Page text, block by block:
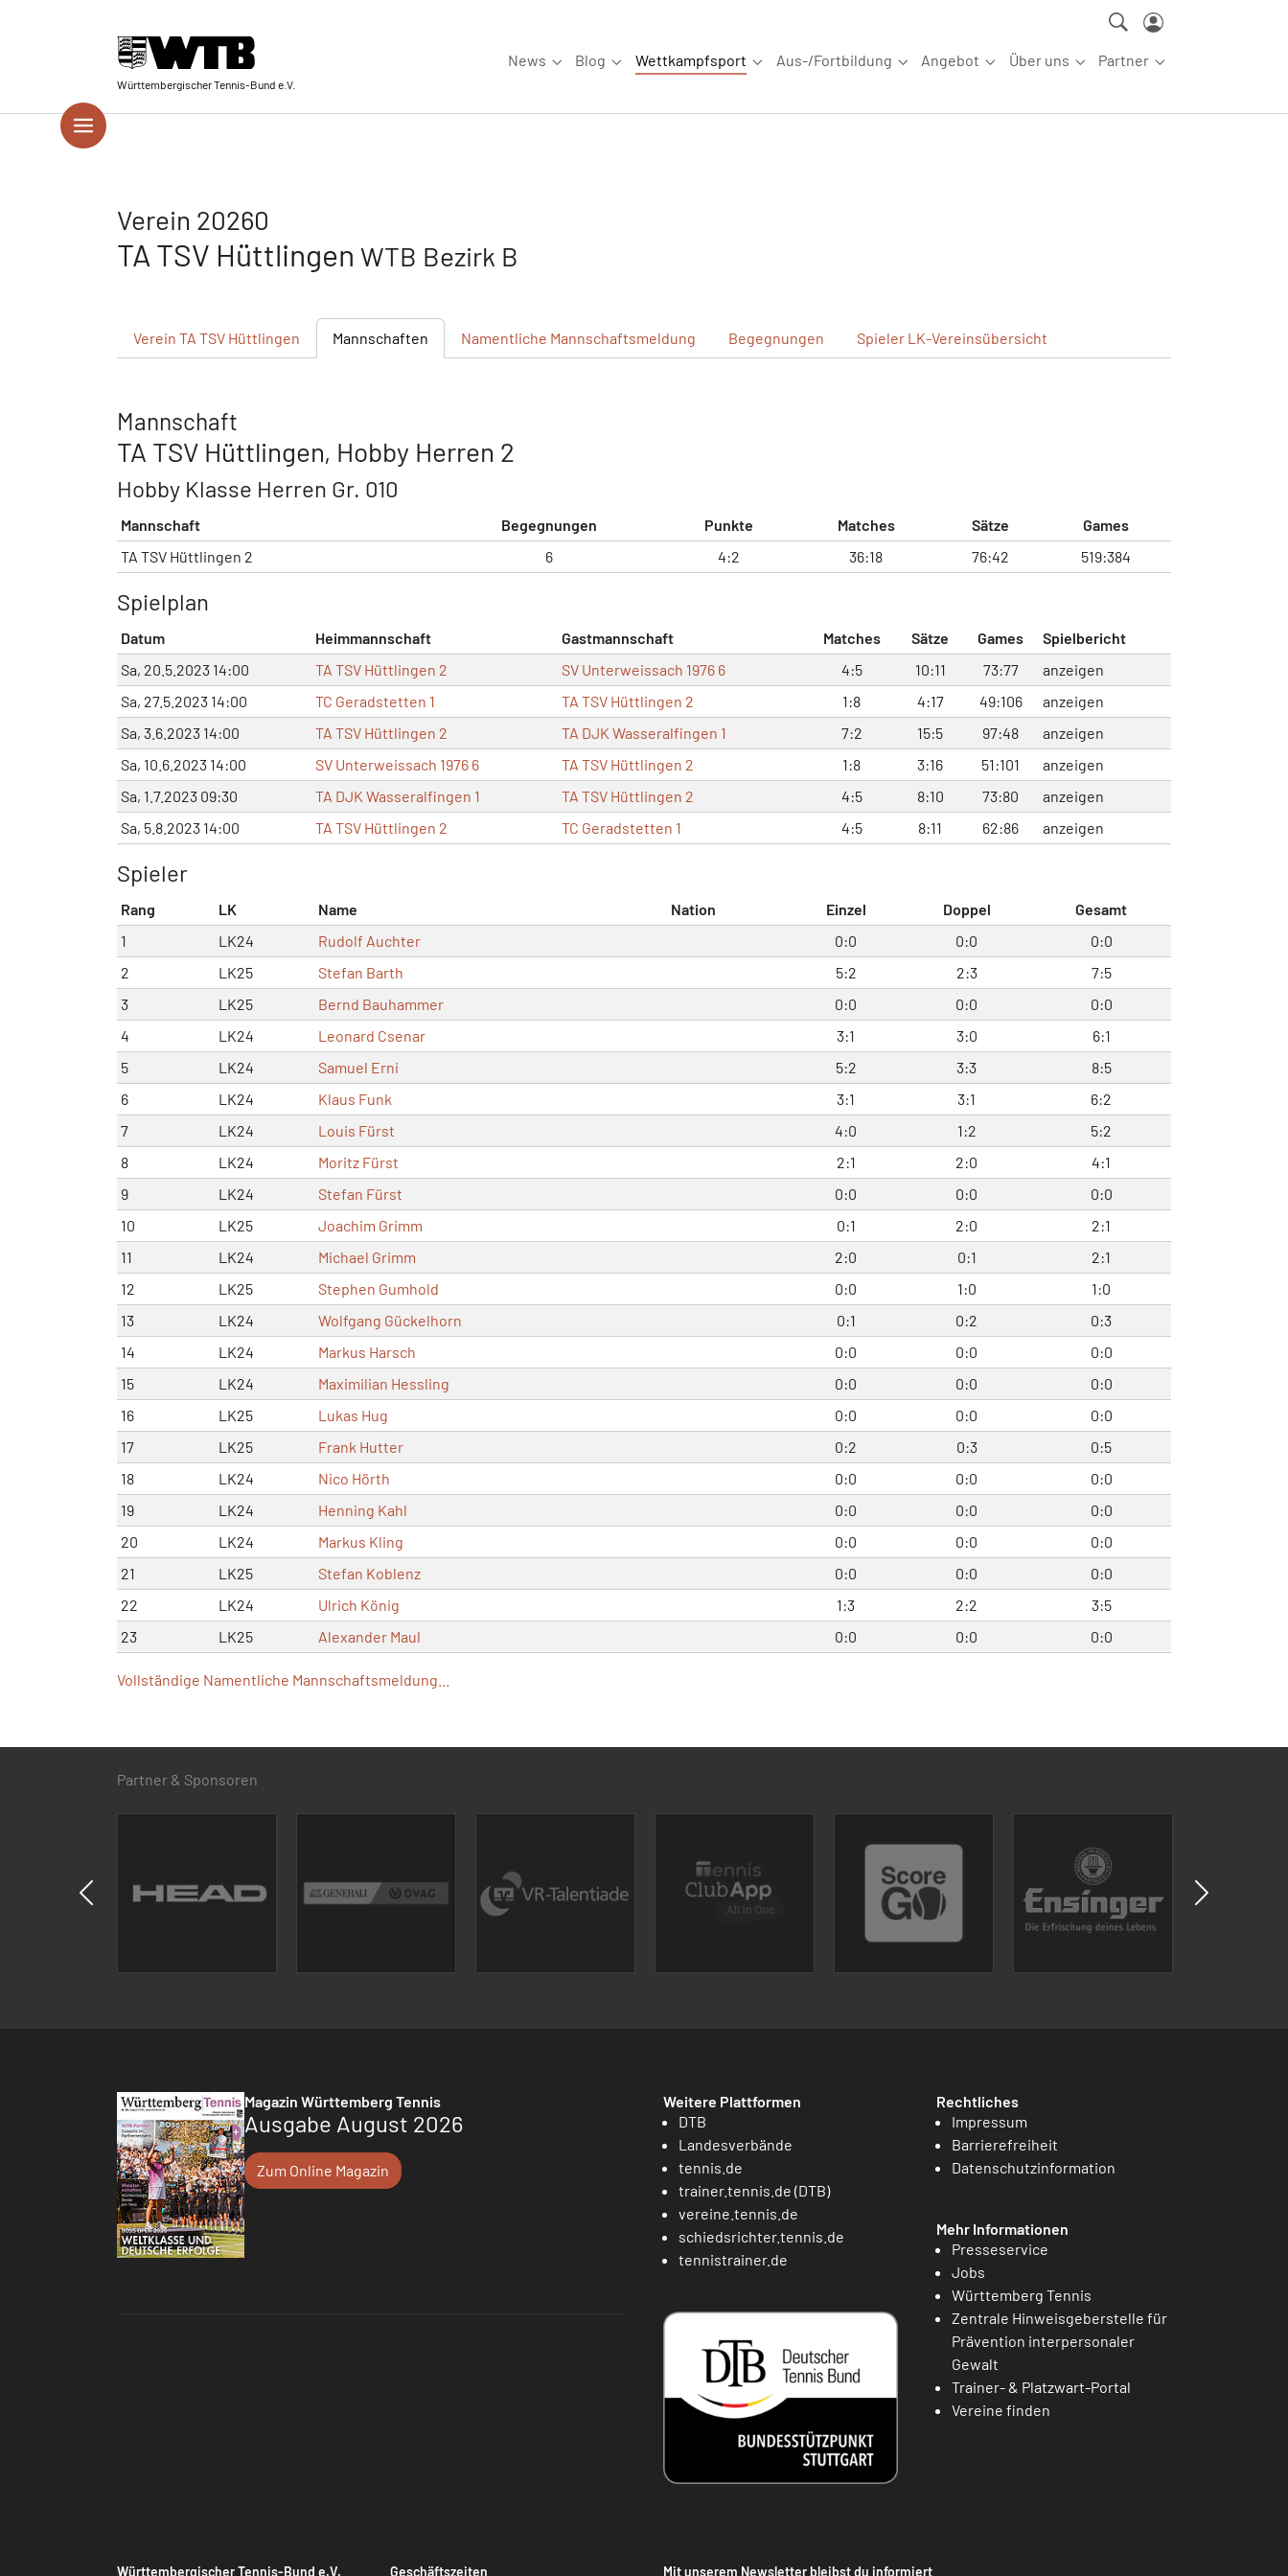
Württembergischer Tennis-Bund e.V.
News
Submenu for "News"
Blog
Submenu for "Blog"
Wettkampfsport
Submenu for "Wettkampfsport"
Aus-/Fortbildung
Submenu for "Aus-/Fortbildung"
Angebot
Submenu for "Angebot"
Über uns
Submenu for "Über uns"
Partner
Submenu for
Verein 20260
TA TSV Hüttlingen WTB Bezirk B
Verein TA TSV Hüttlingen Mannschaften Namentliche Mannschaftsmeldung Begegnungen Spieler LK-Vereinsübersicht
Mannschaft
TA TSV Hüttlingen, Hobby Herren 2
Hobby Klasse Herren Gr. 010
Mannschaft Begegnungen Punkte Matches Sätze
Games
TA TSV Hüttlingen 2
6 4:2 36:18 76:42 519:384
Spielplan
Datum Heimmannschaft Gastmannschaft Matches Sätze Games
Spielbericht
Sa, 20.5.2023 14:00
TA TSV Hüttlingen 2 SV Unterweissach 1976 6 4:5 10:11 73:77
anzeigen
Sa, 27.5.2023 14:00
TC Geradstetten 1 TA TSV Hüttlingen 2 1:8 4:17 49:106
anzeigen
Sa, 3.6.2023 14:00
TA TSV Hüttlingen 2 TA DJK Wasseralfingen 1 7:2 15:5 97:48
anzeigen
Sa, 10.6.2023 14:00
SV Unterweissach 1976 6 TA TSV Hüttlingen 2 1:8 3:16 51:101
anzeigen
Sa, 1.7.2023 09:30
TA DJK Wasseralfingen 1 TA TSV Hüttlingen 2 4:5 8:10 73:80
anzeigen
Sa, 5.8.2023 14:00
TA TSV Hüttlingen 2 TC Geradstetten 1 4:5 8:11 62:86 anzeigen
Spieler
Rang LK Name Nation Einzel Doppel
Gesamt
1
LK24 Rudolf Auchter 0:0 0:0
0:0
2
LK25 Stefan Barth 5:2 2:3
7:5
3
LK25 Bernd Bauhammer 0:0 0:0
0:0
4
LK24 Leonard Csenar 3:1 3:0
6:1
5
LK24 Samuel Erni 5:2 3:3
8:5
6
LK24 Klaus Funk 3:1 3:1
6:2
7
LK24 Louis Fürst 4:0 1:2
5:2
8
LK24 Moritz Fürst 2:1 2:0
4:1
9
LK24 Stefan Fürst 0:0 0:0
0:0
10
LK25 Joachim Grimm 0:1 2:0
2:1
11
LK24 Michael Grimm 2:0 0:1
2:1
12
LK25 Stephen Gumhold 0:0 1:0
1:0
13
LK24 Wolfgang Gückelhorn 0:1 0:2
0:3
14
LK24 Markus Harsch 0:0 0:0
0:0
15
LK24 Maximilian Hessling 0:0 0:0
0:0
16
LK25 Lukas Hug 0:0 0:0
0:0
17
LK25 Frank Hutter 0:2 0:3
0:5
18
LK24 Nico Hörth 0:0 0:0
0:0
19
LK24 Henning Kahl 0:0 0:0
0:0
20
LK24 Markus Kling 0:0 0:0
0:0
21
LK25 Stefan Koblenz 0:0 0:0
0:0
22
LK24 Ulrich König 1:3 2:2
3:5
23
LK25 Alexander Maul 0:0 0:0 0:0
Vollständige Namentliche Mannschaftsmeldung...
Partner & Sponsoren
Magazin Württemberg Tennis
Ausgabe August 2026
Zum Online Magazin
Weitere Plattformen
DTB
Landesverbände
tennis.de
trainer.tennis.de (DTB)
vereine.tennis.de
schiedsrichter.tennis.de
tennistrainer.de
Rechtliches
Impressum
Barrierefreiheit
Datenschutzinformation
Mehr Informationen
Presseservice
Jobs
Württemberg Tennis
Zentrale Hinweisgeberstelle für
Prävention interpersonaler
Gewalt
Trainer- & Platzwart-Portal
Vereine finden
Württembergischer Tennis-Bund e.V. Geschäftszeiten Mit unserem Newsletter bleibst du informiert